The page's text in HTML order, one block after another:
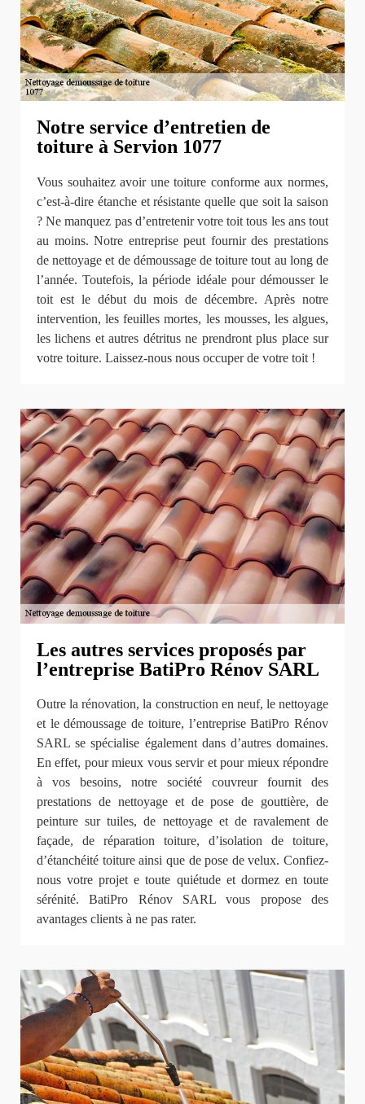
Notre service d’entretien de
toiture à Servion 1077
Vous souhaitez avoir une toiture conforme aux normes,
c’est-à-dire étanche et résistante quelle que soit la saison
? Ne manquez pas d’entretenir votre toit tous les ans tout
au moins. Notre entreprise peut fournir des prestations
de nettoyage et de démoussage de toiture tout au long de
l’année. Toutefois, la période idéale pour démousser le
toit est le début du mois de décembre. Après notre
intervention, les feuilles mortes, les mousses, les algues,
les lichens et autres détritus ne prendront plus place sur
votre toiture. Laissez-nous nous occuper de votre toit !
Les autres services proposés par
l’entreprise BatiPro Rénov SARL
Outre la rénovation, la construction en neuf, le nettoyage
et le démoussage de toiture, l’entreprise BatiPro Rénov
SARL se spécialise également dans d’autres domaines.
En effet, pour mieux vous servir et pour mieux répondre
à vos besoins, notre société couvreur fournit des
prestations de nettoyage et de pose de gouttière, de
peinture sur tuiles, de nettoyage et de ravalement de
façade, de réparation toiture, d’isolation de toiture,
d’étanchéité toiture ainsi que de pose de velux. Confiez-
nous votre projet e toute quiétude et dormez en toute
sérénité. BatiPro Rénov SARL vous propose des
avantages clients à ne pas rater.